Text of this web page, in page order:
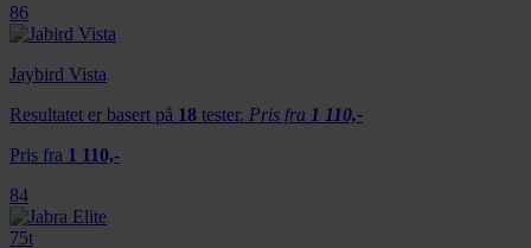
86
Jaybird Vista
Resultatet er basert på 18 tester. Pris fra 1 110,-
Pris fra 1 110,-
84